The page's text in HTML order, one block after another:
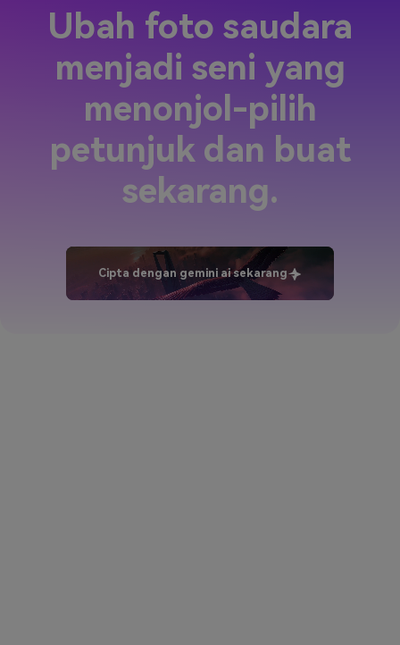
Ubah foto saudara
menjadi seni yang
menonjol-pilih
petunjuk dan buat
sekarang.
Cipta dengan gemini ai sekarang